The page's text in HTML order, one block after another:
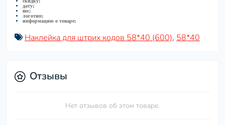
дату;
вес;
логотип;
информацию о товаре;
Наклейка для штрих кодов 58*40 (600), 58*40
Отзывы
Нет отзывов об этом товаре.